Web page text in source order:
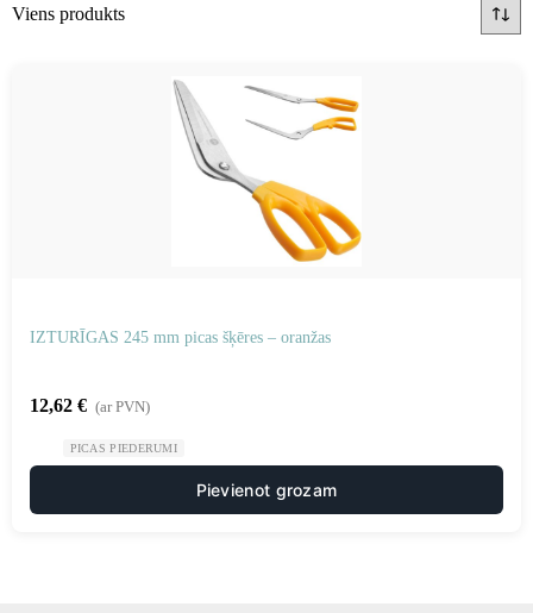
Viens produkts
IZTURĪGAS 245 mm picas šķēres – oranžas
12,62 € (ar PVN)
PICAS PIEDERUMI
Pievienot grozam